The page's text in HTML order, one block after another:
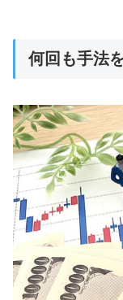
何回も手法